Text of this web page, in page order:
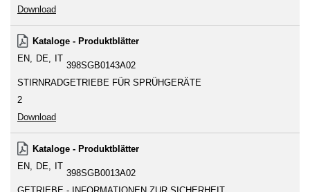
Download
Kataloge - Produktblätter
EN
DE IT
398SGB0143A02
STIRNRADGETRIEBE FÜR SPRÜHGERÄTE
2
Download
Kataloge - Produktblätter
EN
DE IT
398SGB0013A02